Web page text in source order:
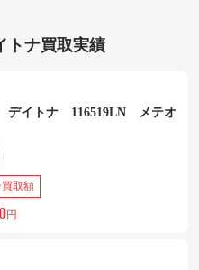
トナ買取実績
デイトナ 116519LN メテオ
取額
円